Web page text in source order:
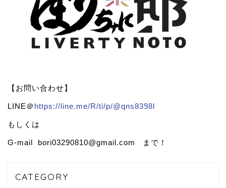
【お問い合わせ】
LINE＠ https://line.me/R/ti/p/@qns8398l
もしくは
G-mail bori03290810@gmail.com まで！
CATEGORY